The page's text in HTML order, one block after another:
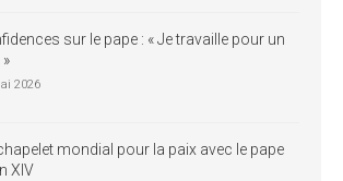
sur le pape : « Je travaille pour un
2026
mondial pour la paix avec le pape
XIV